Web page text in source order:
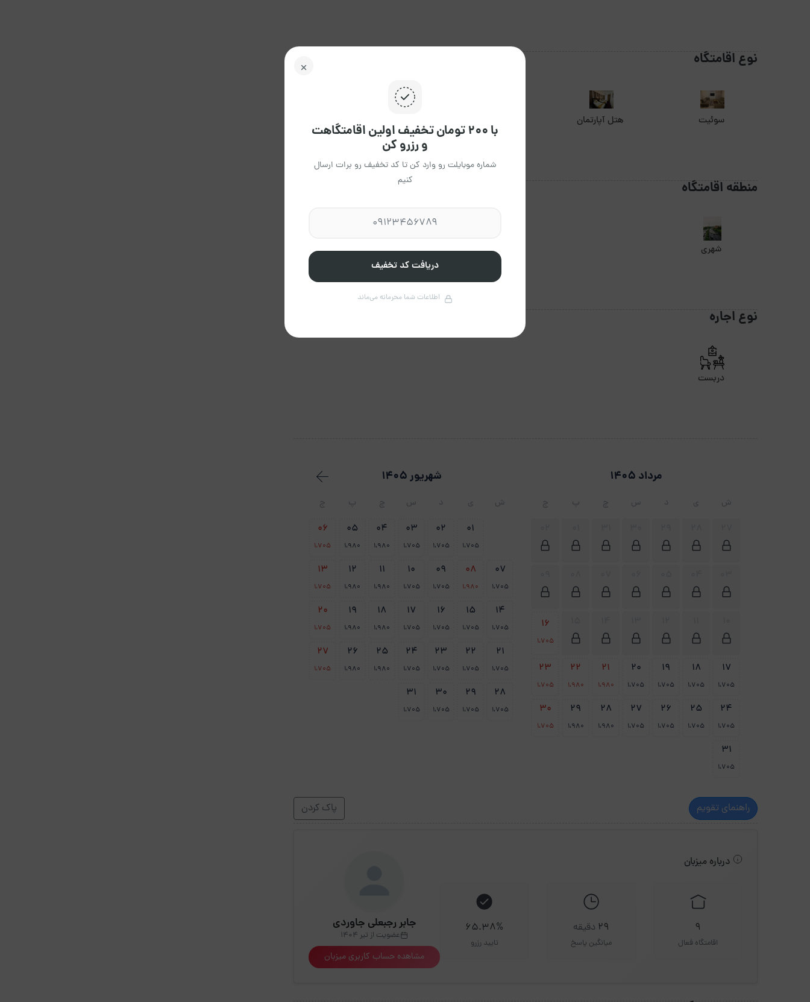
نوع اقامتگاه
سوئیت هتل آپارتمان
منطقه اقامتگاه
شهری
نوع اجاره
دربست
مرداد 1405
ش ی د س چ پ ج
16
1،705
17
1،705
18
1،705
19
1،705
20
1،705
21
1،980
22
1،980
23
1،705
24
1،705
25
1،705
26
1،705
27
1،705
28
1،980
29
1،980
30
1،705
31
1،705
شهریور 1405
ش ی د س چ پ ج
01
1،705
02
1،705
03
1،705
04
1،980
05
1،980
06
1،705
07
1،705
08
1،980
09
1،705
10
1،705
11
1،980
12
1،980
13
1،705
14
1،705
15
1،705
16
1،705
17
1،705
18
1،980
19
1،980
20
1،705
21
1،705
22
1،705
23
1،705
24
1،705
25
1،980
26
1،980
27
1،705
28
1،705
29
1،705
30
1،705
31
1،705
راهنمای تقویم پاک کردن
جابر رجبعلی جاوردی
عضویت از تیر 1404
مشاهده حساب کاربری میزبان
درباره میزبان
9
اقامتگاه فعال
29 دقیقه
میانگین پاسخ
65.38%
تایید رزرو
با ۲۰۰ تومان تخفیف اولین اقامتگاهت
و رزرو کن
شماره موبایلت رو وارد کن تا کد تخفیف رو برات ارسال
کنیم
دریافت کد تخفیف
اطلاعات شما محرمانه می‌ماند